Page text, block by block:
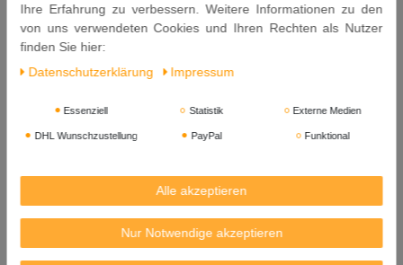
Geschmacksverstärker: E621, E631, E627, Konservierungsstoff:
E211, Farbstoff: E150c, Aroma.
Monat aufbrauchen.
Inhalt: 1 Liter
Mindestens Haltbar bis: 12. 05. 2028
Herkunft: Thailand
Ihre Erfahrung zu verbessern. Weitere Informationen zu den
von uns verwendeten Cookies und Ihren Rechten als Nutzer
finden Sie hier:
Daten­schutz­erklärung
Impressum
Essenziell Statistik Externe Medien
DHL Wunschzustellung PayPal Funktional
Alle akzeptieren
Nur Notwendige akzeptieren